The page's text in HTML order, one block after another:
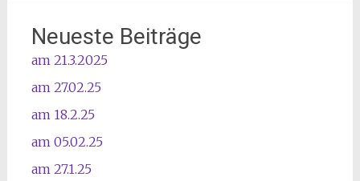
Neueste Beiträge
am 21.3.2025
am 27.02.25
am 18.2.25
am 05.02.25
am 27.1.25